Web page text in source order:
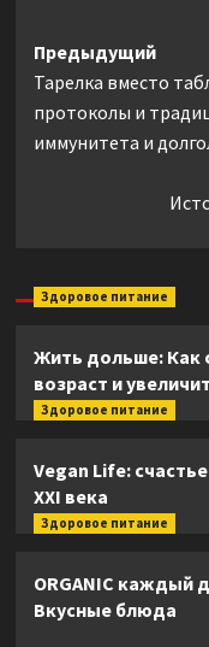
Навигация
записи
Предыдущий
Тарелка вместо
протоколы и
иммунитета и
Здоровое питание
Жить дольше: Как
возраст и
Здоровое питание
Vegan Life:
XXI века
Здоровое питание
ORGANIC каждый
Вкусные блюда